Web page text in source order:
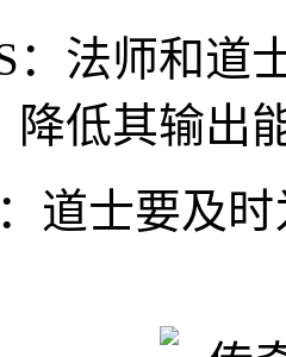
：法师和道
降低其输出
道士要及